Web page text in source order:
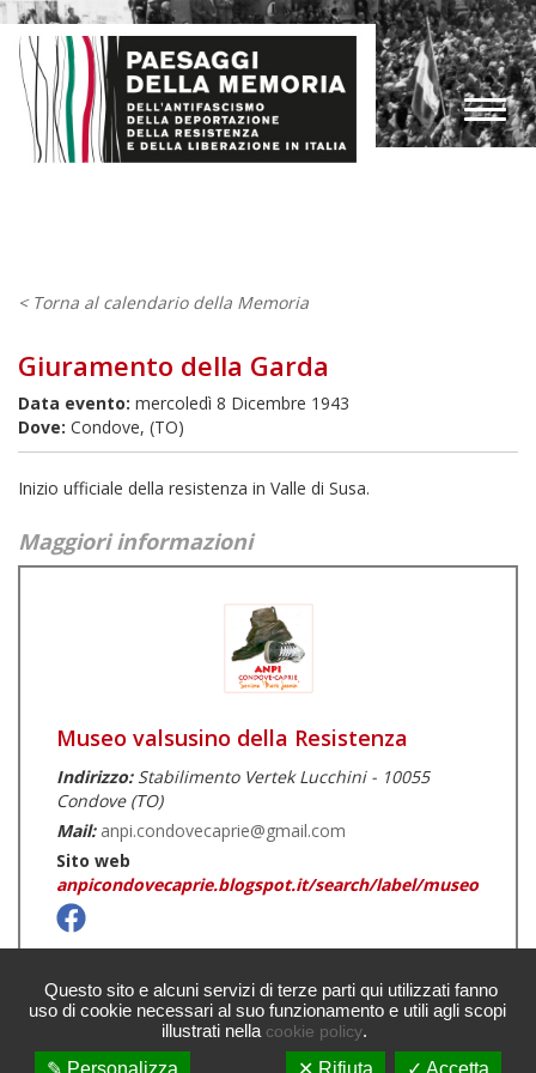
< Torna al calendario della Memoria
Giuramento della Garda
Data evento: mercoledì 8 Dicembre 1943
Dove: Condove, (TO)
Inizio ufficiale della resistenza in Valle di Susa.
Maggiori informazioni
Museo valsusino della Resistenza
Indirizzo:Stabilimento Vertek Lucchini - 10055
Condove (TO)
Mail: anpi.condovecaprie@gmail.com
Sito web
anpicondovecaprie.blogspot.it/search/label/museo
© Paesaggi della memoria
Questo sito e alcuni servizi di terze parti qui utilizzati fanno
uso di cookie necessari al suo funzionamento e utili agli scopi
illustrati nella cookie policy.
✎ Personalizza
✕ Rifiuta ✓ Accetta